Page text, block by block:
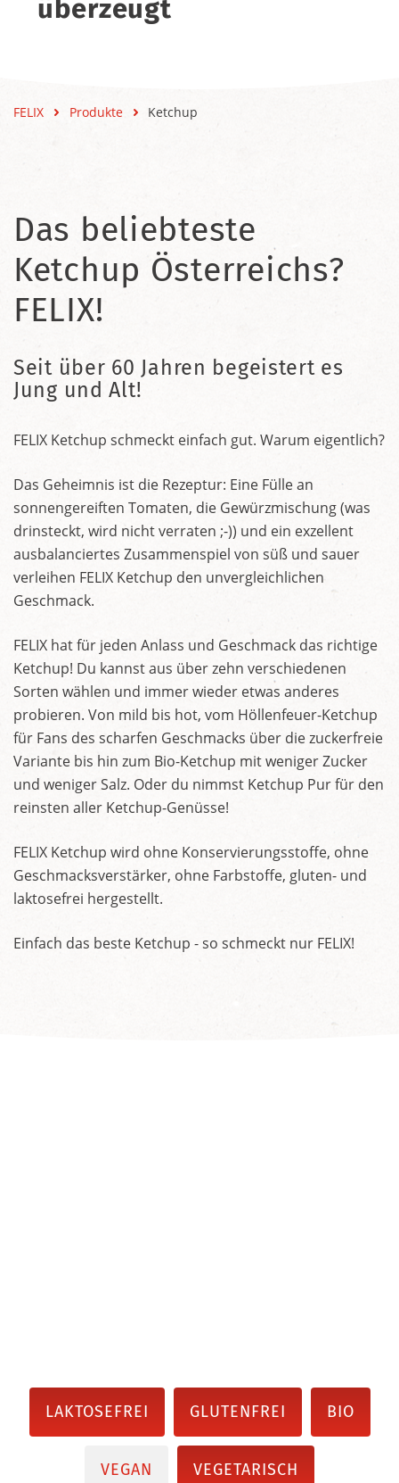
überzeugt
FELIX Produkte Ketchup
Das beliebteste
Ketchup Österreichs?
FELIX!
Seit über 60 Jahren begeistert es
Jung und Alt!
FELIX Ketchup schmeckt einfach gut. Warum eigentlich?
Das Geheimnis ist die Rezeptur: Eine Fülle an
sonnengereiften Tomaten, die Gewürzmischung (was
drinsteckt, wird nicht verraten ;-)) und ein exzellent
ausbalanciertes Zusammenspiel von süß und sauer
verleihen FELIX Ketchup den unvergleichlichen
Geschmack.
FELIX hat für jeden Anlass und Geschmack das richtige
Ketchup! Du kannst aus über zehn verschiedenen
Sorten wählen und immer wieder etwas anderes
probieren. Von mild bis hot, vom Höllenfeuer-Ketchup
für Fans des scharfen Geschmacks über die zuckerfreie
Variante bis hin zum Bio-Ketchup mit weniger Zucker
und weniger Salz. Oder du nimmst Ketchup Pur für den
reinsten aller Ketchup-Genüsse!
FELIX Ketchup wird ohne Konservierungsstoffe, ohne
Geschmacksverstärker, ohne Farbstoffe, gluten- und
laktosefrei hergestellt.
Einfach das beste Ketchup - so schmeckt nur FELIX!
LAKTOSEFREI GLUTENFREI BIO
VEGAN VEGETARISCH